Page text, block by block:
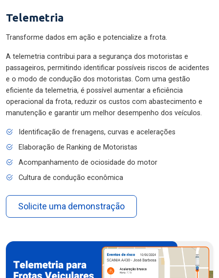
Telemetria
Transforme dados em ação e potencialize a frota.
A telemetria contribui para a segurança dos motoristas e
passageiros, permitindo identificar possíveis riscos de acidentes
e o modo de condução dos motoristas. Com uma gestão
eficiente da telemetria, é possível aumentar a eficiência
operacional da frota, reduzir os custos com abastecimento e
manutenção e garantir um melhor desempenho dos veículos.
Identificação de frenagens, curvas e acelerações
Elaboração de Ranking de Motoristas
Acompanhamento de ociosidade do motor
Cultura de condução econômica
Solicite uma demonstração